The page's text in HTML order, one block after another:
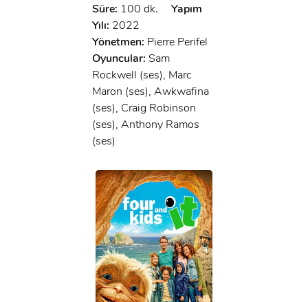
Süre: 100 dk.
Yapım
Yılı: 2022
Yönetmen: Pierre Perifel
Oyuncular: Sam
Rockwell (ses), Marc
Maron (ses), Awkwafina
(ses), Craig Robinson
(ses), Anthony Ramos
(ses)